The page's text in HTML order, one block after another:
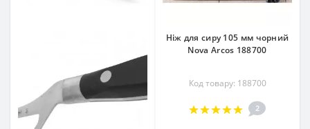
Ніж для сиру 105 мм чорний
Nova Arcos 188700
Код товару: 188700
2